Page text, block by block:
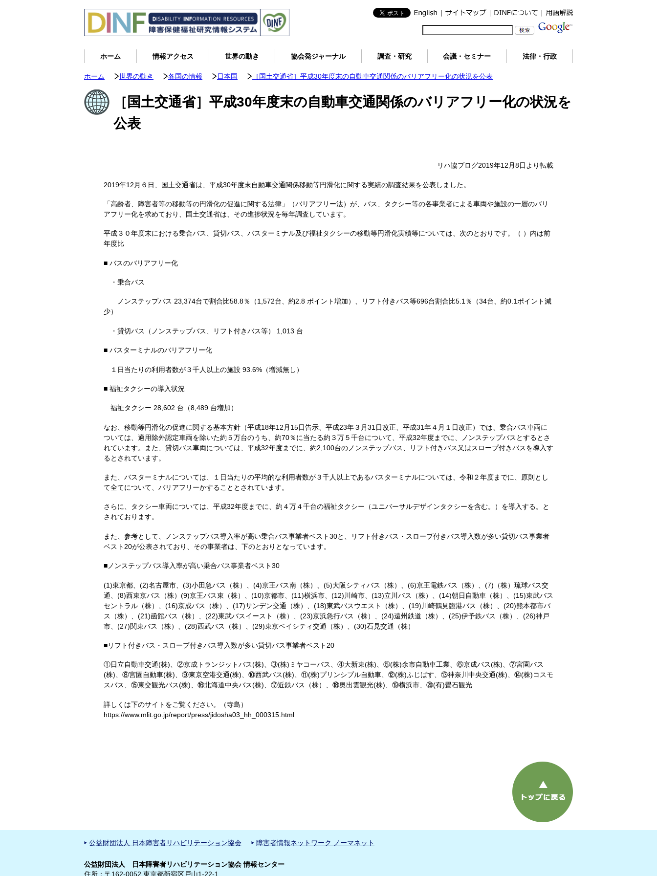
ホーム 情報アクセス 世界の動き 協会発ジャーナル 調査・研究 会議・セミナー 法律・行政
ホーム 世界の動き 各国の情報 日本国 ［国土交通省］平成30年度末の自動車交通関係のバリアフリー化の状況を公表
［国土交通省］平成30年度末の自動車交通関係のバリアフリー化の状況を
公表
リハ協ブログ2019年12月8日より転載
2019年12月６日、国土交通省は、平成30年度末自動車交通関係移動等円滑化に関する実績の調査結果を公表しました。
「高齢者、障害者等の移動等の円滑化の促進に関する法律」（バリアフリー法）が、バス、タクシー等の各事業者による車両や施設の一層のバリ
アフリー化を求めており、国土交通省は、その進捗状況を毎年調査しています。
平成３０年度末における乗合バス、貸切バス、バスターミナル及び福祉タクシーの移動等円滑化実績等については、次のとおりです。（ ）内は前
年度比
■ バスのバリアフリー化
・乗合バス
ノンステップバス 23,374台で割合比58.8％（1,572台、約2.8 ポイント増加）、リフト付きバス等696台割合比5.1％（34台、約0.1ポイント減
少）
・貸切バス（ノンステップバス、リフト付きバス等） 1,013 台
■ バスターミナルのバリアフリー化
１日当たりの利用者数が３千人以上の施設 93.6%（増減無し）
■ 福祉タクシーの導入状況
福祉タクシー 28,602 台（8,489 台増加）
なお、移動等円滑化の促進に関する基本方針（平成18年12月15日告示、平成23年３月31日改正、平成31年４月１日改正）では、乗合バス車両に
ついては、適用除外認定車両を除いた約５万台のうち、約70％に当たる約３万５千台について、平成32年度までに、ノンステップバスとするとさ
れています。また、貸切バス車両については、平成32年度までに、約2,100台のノンステップバス、リフト付きバス又はスロープ付きバスを導入す
るとされています。
また、バスターミナルについては、１日当たりの平均的な利用者数が３千人以上であるバスターミナルについては、令和２年度までに、原則とし
て全てについて、バリアフリーかすることとされています。
さらに、タクシー車両については、平成32年度までに、約４万４千台の福祉タクシー（ユニバーサルデザインタクシーを含む。）を導入する。と
されております。
また、参考として、ノンステップバス導入率が高い乗合バス事業者ベスト30と、リフト付きバス・スロープ付きバス導入数が多い貸切バス事業者
ベスト20が公表されており、その事業者は、下のとおりとなっています。
■ノンステップバス導入率が高い乗合バス事業者ベスト30
(1)東京都、(2)名古屋市、(3)小田急バス（株）、(4)京王バス南（株）、(5)大阪シティバス（株）、(6)京王電鉄バス（株）、(7)（株）琉球バス交
通、(8)西東京バス（株）(9)京王バス東（株）、(10)京都市、(11)横浜市、(12)川崎市、(13)立川バス（株）、(14)朝日自動車（株）、(15)東武バス
セントラル（株）、(16)京成バス（株）、(17)サンデン交通（株）、(18)東武バスウエスト（株）、(19)川崎鶴見臨港バス（株）、(20)熊本都市バ
ス（株）、(21)函館バス（株）、(22)東武バスイースト（株）、(23)京浜急行バス（株）、(24)遠州鉄道（株）、(25)伊予鉄バス（株）、(26)神戸
市、(27)関東バス（株）、(28)西武バス（株）、(29)東京ベイシティ交通（株）、(30)石見交通（株）
■リフト付きバス・スロープ付きバス導入数が多い貸切バス事業者ベスト20
①日立自動車交通(株)、②京成トランジットバス(株)、③(株)ミヤコーバス、④大新東(株)、⑤(株)余市自動車工業、⑥京成バス(株)、⑦宮園バス
(株)、⑧宮園自動車(株)、⑨東京空港交通(株)、⑩西武バス(株)、⑪(株)プリンシプル自動車、⑫(株)ふじばす、⑬神奈川中央交通(株)、⑭(株)コスモ
スバス、⑮東交観光バス(株)、⑯北海道中央バス(株)、⑰近鉄バス（株）、⑱奥出雲観光(株)、⑲横浜市、⑳(有)畳石観光
詳しくは下のサイトをご覧ください。（寺島）
https://www.mlit.go.jp/report/press/jidosha03_hh_000315.html
公益財団法人 日本障害者リハビリテーション協会 障害者情報ネットワーク ノーマネット
公益財団法人 日本障害者リハビリテーション協会 情報センター
住所：〒162-0052 東京都新宿区戸山1-22-1